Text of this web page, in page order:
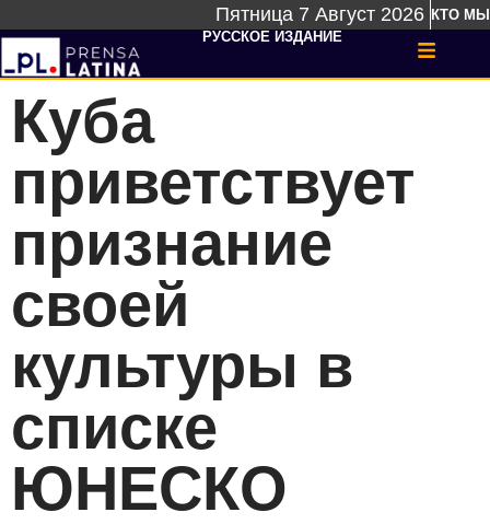
Пятница 7 Август 2026 КТО МЫ
РУССКОЕ ИЗДАНИЕ
Куба
приветствует
признание
своей
культуры в
списке
ЮНЕСКО